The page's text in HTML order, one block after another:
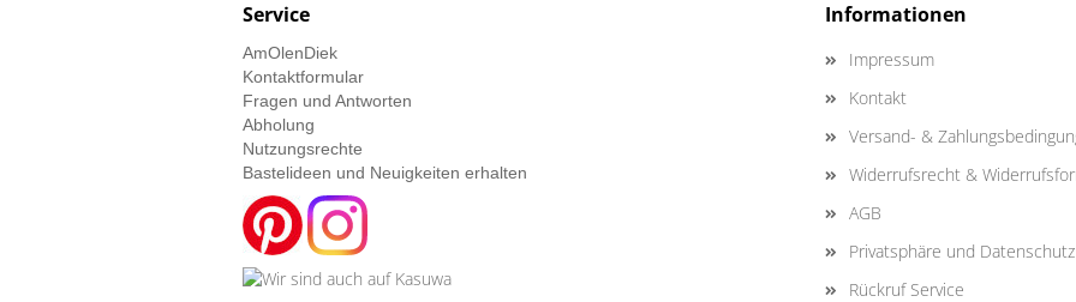
Service
AmOlenDiek
Kontaktformular
Fragen und Antworten
Abholung
Nutzungsrechte
Bastelideen und Neuigkeiten erhalten
Informationen
Impressum
Kontakt
Versand- &
Widerrufsrecht &
AGB
Privatsphäre und Datenschutz
Rückruf Service